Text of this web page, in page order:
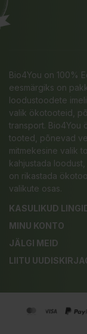
Bio4You on 100%
eesmärgiks on
loodustoodete
valik ökotooteid,
transport. Bio4You
tooted, põnevad
mitmekesine valik
kahjustada
on rikastada
valikute osas.
KASULIKUD
MINU KONTO
JÄLGI MEID
LIITU